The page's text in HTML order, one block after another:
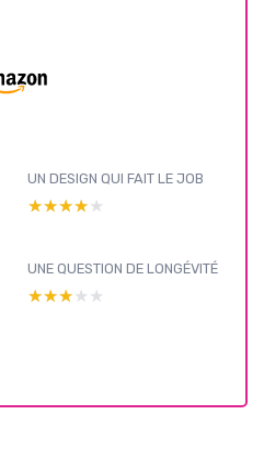
UN DESIGN QUI FAIT LE JOB
★★★★★
★★★★★
UNE QUESTION DE LONGÉVITÉ
★★★★★
★★★★★